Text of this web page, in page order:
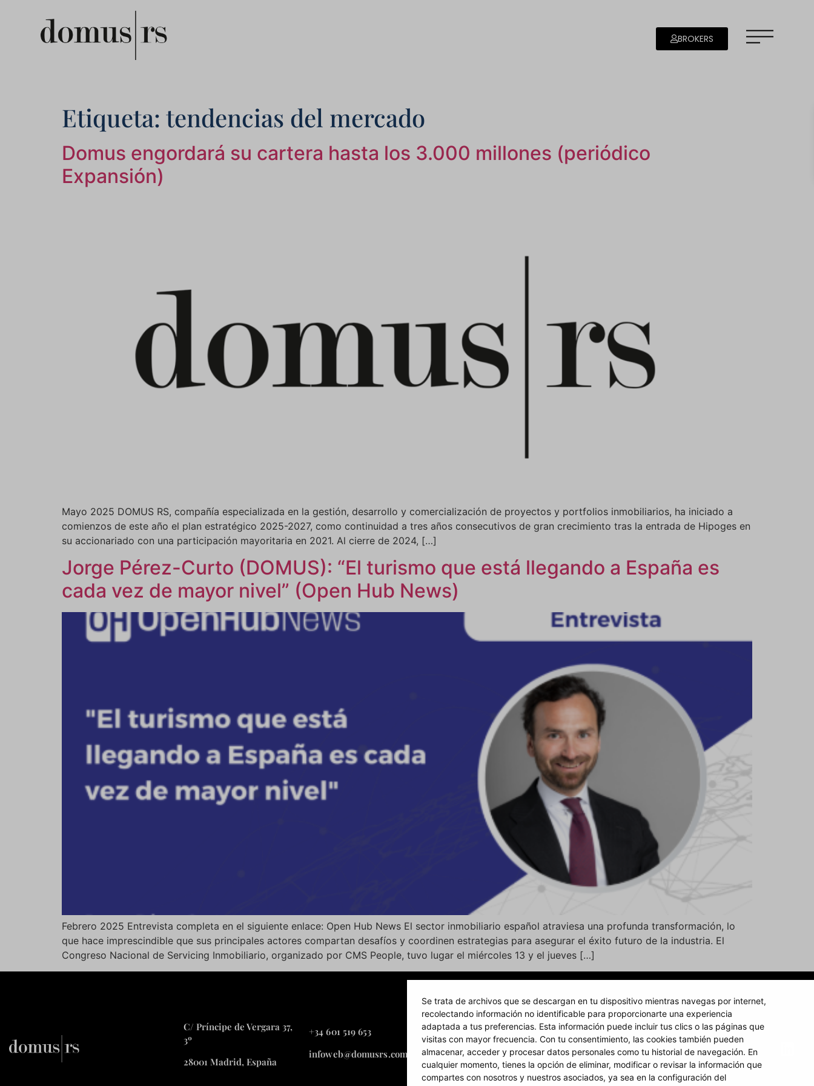
Se trata de archivos que se descargan en tu dispositivo mientras navegas por internet,
recolectando información no identificable para proporcionarte una experiencia
adaptada a tus preferencias. Esta información puede incluir tus clics o las páginas que
visitas con mayor frecuencia. Con tu consentimiento, las cookies también pueden
almacenar, acceder y procesar datos personales como tu historial de navegación. En
cualquier momento, tienes la opción de eliminar, modificar o revisar la información que
compartes con nosotros y nuestros asociados, ya sea en la configuración del
BROKERS
Etiqueta: tendencias del mercado
Domus engordará su cartera hasta los 3.000 millones (periódico
Expansión)
Mayo 2025 DOMUS RS, compañía especializada en la gestión, desarrollo y comercialización de proyectos y portfolios inmobiliarios, ha iniciado a
comienzos de este año el plan estratégico 2025-2027, como continuidad a tres años consecutivos de gran crecimiento tras la entrada de Hipoges en
su accionariado con una participación mayoritaria en 2021. Al cierre de 2024, […]
Jorge Pérez-Curto (DOMUS): “El turismo que está llegando a España es
cada vez de mayor nivel” (Open Hub News)
Febrero 2025 Entrevista completa en el siguiente enlace: Open Hub News El sector inmobiliario español atraviesa una profunda transformación, lo
que hace imprescindible que sus principales actores compartan desafíos y coordinen estrategias para asegurar el éxito futuro de la industria. El
Congreso Nacional de Servicing Inmobiliario, organizado por CMS People, tuvo lugar el miércoles 13 y el jueves […]
C/ Príncipe de Vergara 37,
3º
28001 Madrid, España
+34 601 519 653
infoweb@domusrs.com
Av. Colégio Militar nº37F, 4º
– Torre Oriente
1500-180 Lisboa, Portugal
+351 912 420 164
geral@domusrs.com